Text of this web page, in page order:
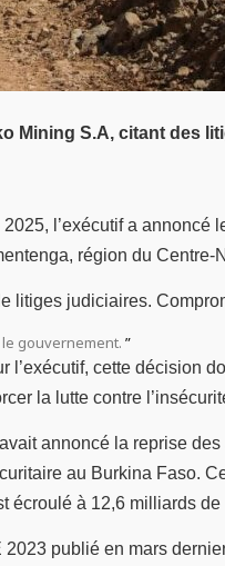
Mining S.A, citant des
l’exécutif a annoncé
région du
judiciaires.
le gouvernement.
cette décision
la lutte contre
annoncé la reprise
au Burkina Faso.
écroulé à 12,6 milliards
publié en mars